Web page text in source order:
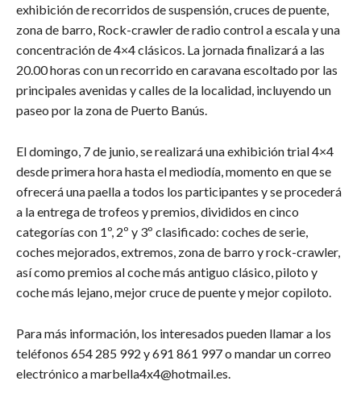
exhibición de recorridos de suspensión, cruces de puente,
zona de barro, Rock-crawler de radio control a escala y una
concentración de 4×4 clásicos. La jornada finalizará a las
20.00 horas con un recorrido en caravana escoltado por las
principales avenidas y calles de la localidad, incluyendo un
paseo por la zona de Puerto Banús.
El domingo, 7 de junio, se realizará una exhibición trial 4×4
desde primera hora hasta el mediodía, momento en que se
ofrecerá una paella a todos los participantes y se procederá
a la entrega de trofeos y premios, divididos en cinco
categorías con 1º, 2º y 3º clasificado: coches de serie,
coches mejorados, extremos, zona de barro y rock-crawler,
así como premios al coche más antiguo clásico, piloto y
coche más lejano, mejor cruce de puente y mejor copiloto.
Para más información, los interesados pueden llamar a los
teléfonos 654 285 992 y 691 861 997 o mandar un correo
electrónico a marbella4x4@hotmail.es.